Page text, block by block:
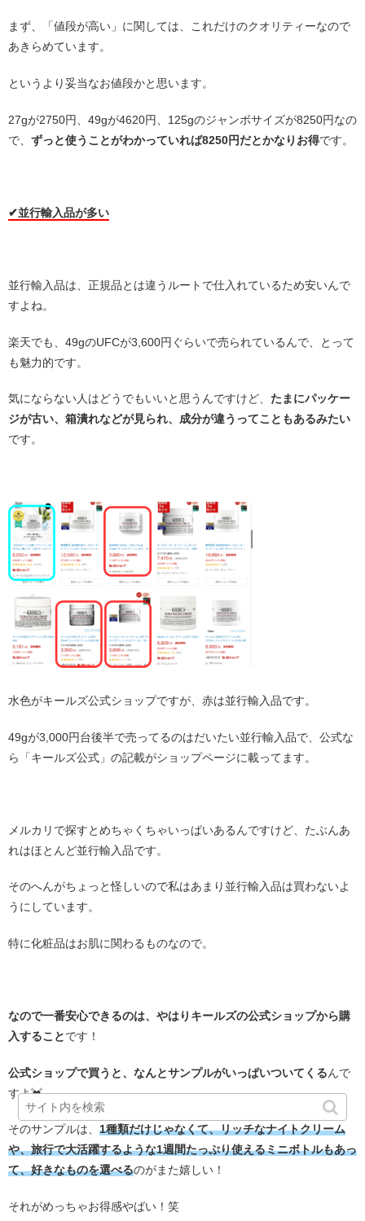
まず、「値段が高い」に関しては、これだけのクオリティーなので
あきらめています。
というより妥当なお値段かと思います。
27gが2750円、49gが4620円、125gのジャンボサイズが8250円なの
で、 ずっと使うことがわかっていれば8250円だとかなりお得です。
✔︎並行輸入品が多い
並行輸入品は、正規品とは違うルートで仕入れているため安いんで
すよね。
楽天でも、49gのUFCが3,600円ぐらいで売られているんで、とって
も魅力的です。
気にならない人はどうでもいいと思うんですけど、 たまにパッケー
ジが古い、箱潰れなどが見られ、成分が違うってこともあるみたい
です。
水色がキールズ公式ショップですが、赤は並行輸入品です。
49gが3,000円台後半で売ってるのはだいたい並行輸入品で、公式な
ら「キールズ公式」の記載がショップページに載ってます。
メルカリで探すとめちゃくちゃいっぱいあるんですけど、たぶんあ
れはほとんど並行輸入品です。
そのへんがちょっと怪しいので私はあまり並行輸入品は買わないよ
うにしています。
特に化粧品はお肌に関わるものなので。
なので一番安心できるのは、やはりキールズの公式ショップから購
入することです！
公式ショップで買うと、なんとサンプルがいっぱいついてくるんで
すよ💓
そのサンプルは、 1種類だけじゃなくて、リッチなナイトクリーム
や、旅行で大活躍するような1週間たっぷり使えるミニボトルもあっ
て、好きなものを選べるのがまた嬉しい！
それがめっちゃお得感やばい！笑